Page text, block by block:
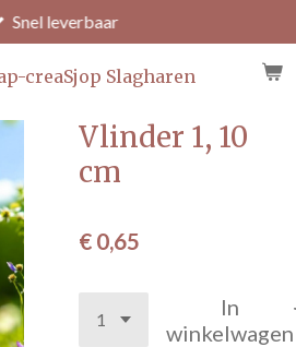
creaSjop Slagharen
Snel leverbaar
Vlinder 1, 10
cm
€ 0,65
In
winkelwagen